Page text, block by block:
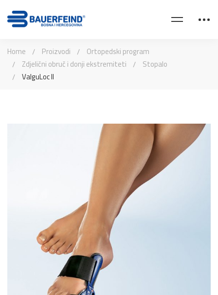
Home Proizvodi
Ortopedski program
Zdjelični obruč i donji ekstremiteti
Stopalo
ValguLoc II